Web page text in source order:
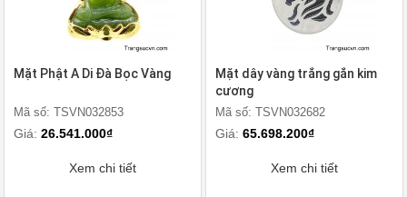
Mặt Phật A Di Đà Bọc Vàng
Mã số: TSVN032853
Giá: 26.541.000₫
Xem chi tiết
Mặt dây vàng trắng gắn kim
cương
Mã số: TSVN032682
Giá: 65.698.200₫
Xem chi tiết